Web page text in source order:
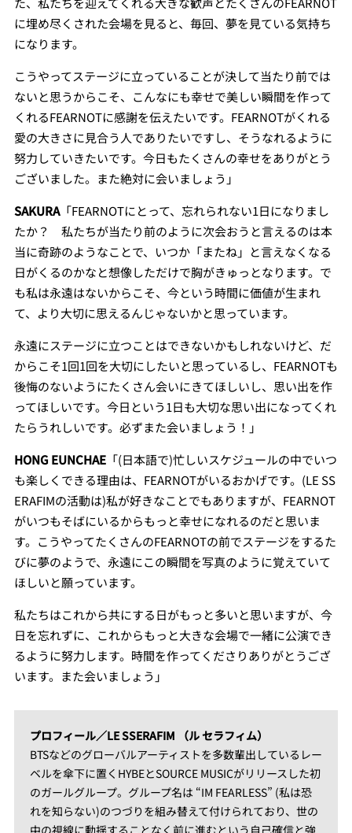
に埋め尽くされた会場を見ると、毎回、夢を見ている気持ち
になります。
こうやってステージに立っていることが決して当たり前では
ないと思うからこそ、こんなにも幸せで美しい瞬間を作って
くれるFEARNOTに感謝を伝えたいです。FEARNOTがくれる
愛の大きさに見合う人でありたいですし、そうなれるように
努力していきたいです。今日もたくさんの幸せをありがとう
ございました。また絶対に会いましょう」
SAKURA「FEARNOTにとって、忘れられない1日になりまし
たか？ 私たちが当たり前のように次会おうと言えるのは本
当に奇跡のようなことで、いつか「またね」と言えなくなる
日がくるのかなと想像しただけで胸がきゅっとなります。で
も私は永遠はないからこそ、今という時間に価値が生まれ
て、より大切に思えるんじゃないかと思っています。
永遠にステージに立つことはできないかもしれないけど、だ
からこそ1回1回を大切にしたいと思っているし、FEARNOTも
後悔のないようにたくさん会いにきてほしいし、思い出を作
ってほしいです。今日という1日も大切な思い出になってくれ
たらうれしいです。必ずまた会いましょう！」
HONG EUNCHAE「(日本語で)忙しいスケジュールの中でいつ
も楽しくできる理由は、FEARNOTがいるおかげです。(LE SS
ERAFIMの活動は)私が好きなことでもありますが、FEARNOT
がいつもそばにいるからもっと幸せになれるのだと思いま
す。こうやってたくさんのFEARNOTの前でステージをするた
びに夢のようで、永遠にこの瞬間を写真のように覚えていて
ほしいと願っています。
私たちはこれから共にする日がもっと多いと思いますが、今
日を忘れずに、これからもっと大きな会場で一緒に公演でき
るように努力します。時間を作ってくださりありがとうござ
います。また会いましょう」
プロフィール／LE SSERAFIM （ル セラフィム）
BTSなどのグローバルアーティストを多数輩出しているレー
ベルを傘下に置くHYBEとSOURCE MUSICがリリースした初
のガールグループ。グループ名は “IM FEARLESS” (私は恐
れを知らない)のつづりを組み替えて付けられており、世の